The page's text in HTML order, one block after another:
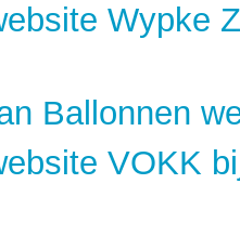
Wypke
Ballonnen
VOKK